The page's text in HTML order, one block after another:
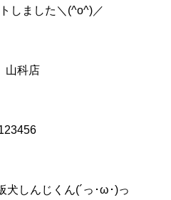
しました＼(^o^)／
科店
犬しんじくん(´っ･ω･)っ